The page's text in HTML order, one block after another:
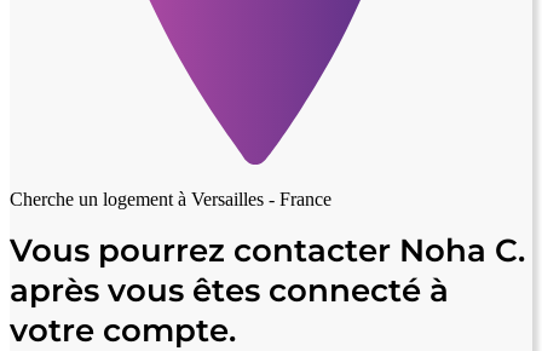
Cherche un logement à Versailles - France
Vous pourrez contacter Noha C.
après vous êtes connecté à
votre compte.